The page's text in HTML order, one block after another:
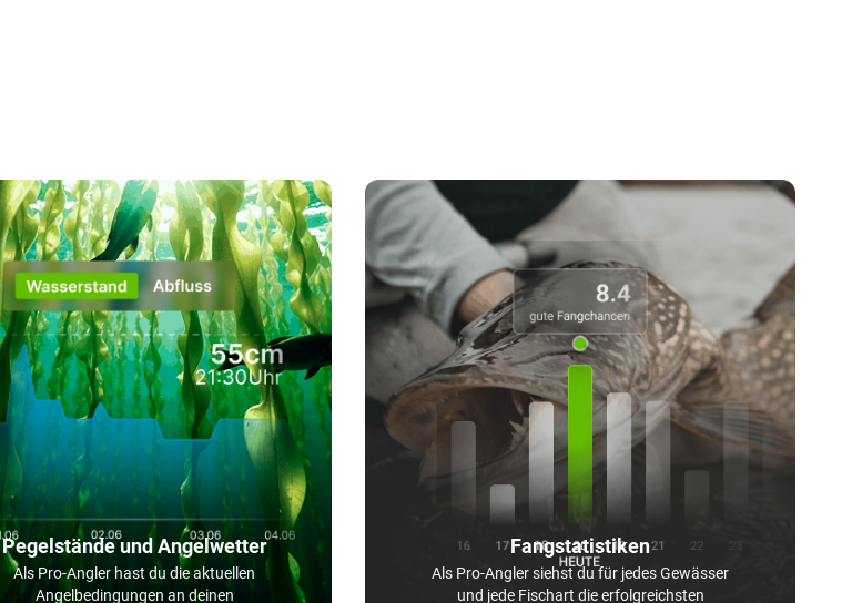
Pegelstände und Angelwetter
Als Pro-Angler hast du die aktuellen
Angelbedingungen an deinen
Fangstatistiken
Als Pro-Angler siehst du für jedes Gewässer
und jede Fischart die erfolgreichsten